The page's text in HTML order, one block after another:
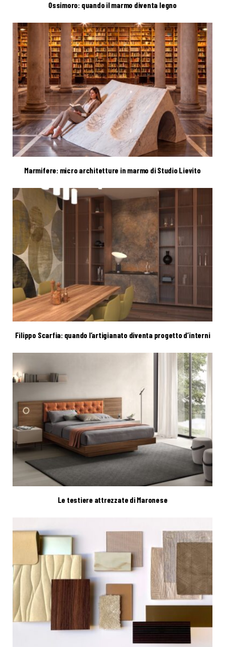
Ossimoro: quando il marmo diventa legno
Marmifere: micro architetture in marmo di Studio Lievito
Filippo Scarfia: quando l’artigianato diventa progetto d’interni
Le testiere attrezzate di Maronese